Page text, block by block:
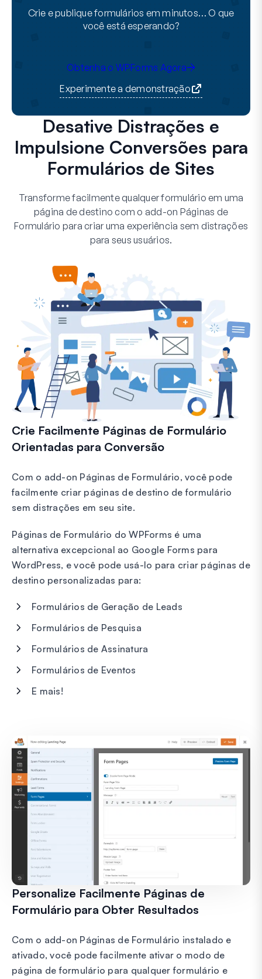
Crie e publique formulários em minutos… O que
você está esperando?
Obtenha o WPForms Agora
Experimente a demonstração
Desative Distrações e
Impulsione Conversões para
Formulários de Sites
Transforme facilmente qualquer formulário em uma
página de destino com o add-on Páginas de
Formulário para criar uma experiência sem distrações
para seus usuários.
Crie Facilmente Páginas de Formulário
Orientadas para Conversão
Com o add-on Páginas de Formulário, você pode
facilmente criar páginas de destino de formulário
sem distrações em seu site.
Páginas de Formulário do WPForms é uma
alternativa excepcional ao Google Forms para
WordPress, e você pode usá-lo para criar páginas de
destino personalizadas para:
Formulários de Geração de Leads
Formulários de Pesquisa
Formulários de Assinatura
Formulários de Eventos
E mais!
Personalize Facilmente Páginas de
Formulário para Obter Resultados
Com o add-on Páginas de Formulário instalado e
ativado, você pode facilmente ativar o modo de
página de formulário para qualquer formulário e